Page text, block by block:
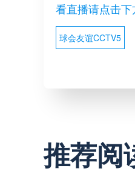
看直播请点击
球会友谊CCTV5
推荐阅